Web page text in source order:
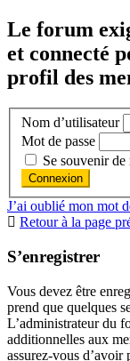
Le forum
et connecté
profil des
Nom d’utilisateur
Mot de passe
Se souvenir de
J’ai oublié mon mot
Retour à la page
S’enregistrer
Vous devez être
prend que quelques
L’administrateur du
additionnelles aux
assurez-vous d’avoir